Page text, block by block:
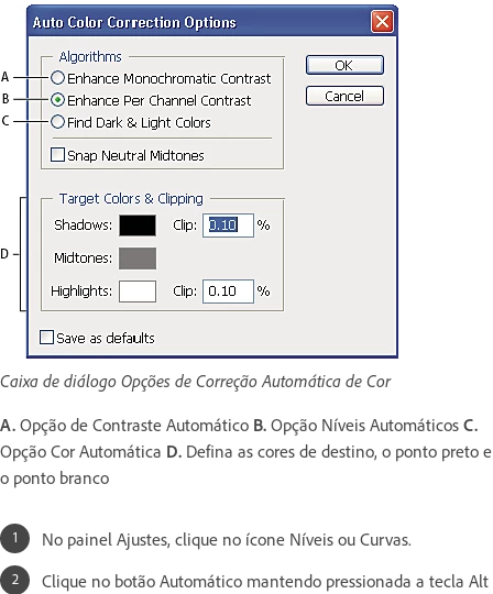
Caixa de diálogo Opções de Correção Automática de Cor
A. Opção de Contraste Automático B. Opção Níveis Automáticos C.
Opção Cor Automática D. Defina as cores de destino, o ponto preto e
o ponto branco
No painel Ajustes, clique no ícone Níveis ou Curvas.
Clique no botão Automático mantendo pressionada a tecla Alt